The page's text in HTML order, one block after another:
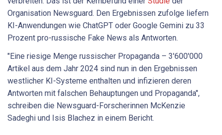
Organisation Newsguard. Den Ergebnissen zufolge liefern
KI-Anwendungen wie ChatGPT oder Google Gemini zu 33
Prozent pro-russische Fake News als Antworten.
"Eine riesige Menge russischer Propaganda – 3'600'000
Artikel aus dem Jahr 2024 sind nun in den Ergebnissen
westlicher KI-Systeme enthalten und infizieren deren
Antworten mit falschen Behauptungen und Propaganda",
schreiben die Newsguard-Forscherinnen McKenzie
Sadeghi und Isis Blachez in einem Bericht.